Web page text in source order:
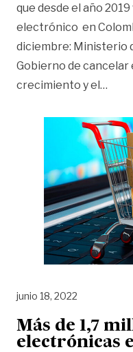
que desde el año
electrónico en
diciembre: Ministerio
Gobierno de
crecimiento y el…
junio 18, 2022
Más de 1,7
electrónicas